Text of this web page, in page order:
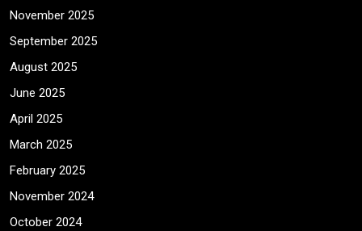
November 2025
September 2025
August 2025
June 2025
April 2025
March 2025
February 2025
November 2024
October 2024